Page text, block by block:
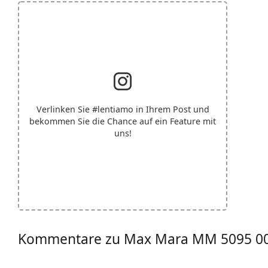
Verlinken Sie #lentiamo in Ihrem Post und
bekommen Sie die Chance auf ein Feature mit
uns!
Kommentare zu Max Mara MM 5095